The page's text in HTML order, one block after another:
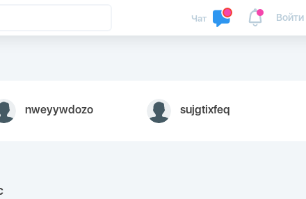
Войти
Чат
nweyywdozo sujgtixfeq